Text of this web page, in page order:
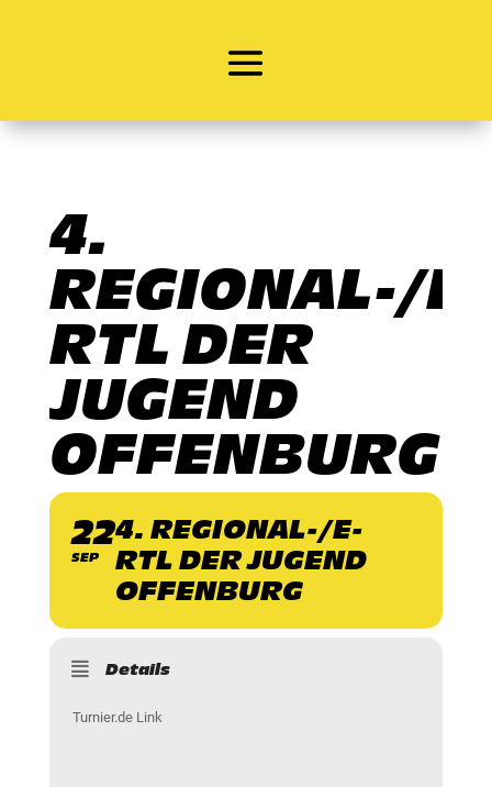
4.
REGIONAL-/E-
RTL DER
JUGEND
OFFENBURG
22
SEP
4. REGIONAL-/E-
RTL DER JUGEND
OFFENBURG
Details
Turnier.de Link